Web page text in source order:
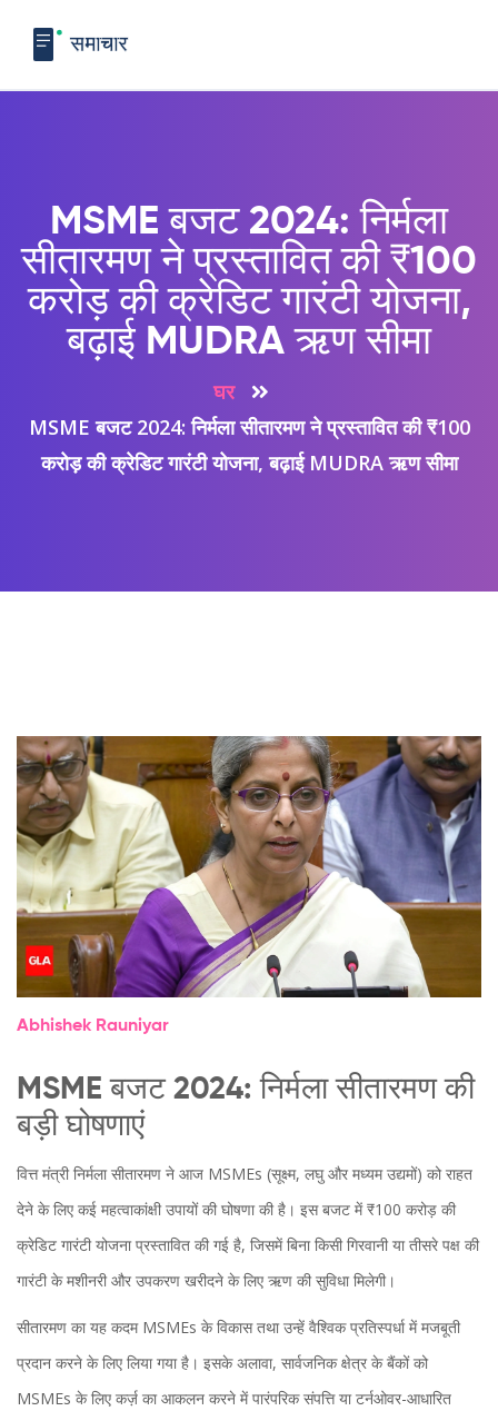
MSME बजट 2024: निर्मला
सीतारमण ने प्रस्तावित की ₹100
करोड़ की क्रेडिट गारंटी योजना,
बढ़ाई MUDRA ऋण सीमा
घर
MSME बजट 2024: निर्मला सीतारमण ने प्रस्तावित की ₹100
करोड़ की क्रेडिट गारंटी योजना, बढ़ाई MUDRA ऋण सीमा
Abhishek Rauniyar
MSME बजट 2024: निर्मला सीतारमण की
बड़ी घोषणाएं
वित्त मंत्री निर्मला सीतारमण ने आज MSMEs (सूक्ष्म, लघु और मध्यम उद्यमों) को राहत
देने के लिए कई महत्वाकांक्षी उपायों की घोषणा की है। इस बजट में ₹100 करोड़ की
क्रेडिट गारंटी योजना प्रस्तावित की गई है, जिसमें बिना किसी गिरवानी या तीसरे पक्ष की
गारंटी के मशीनरी और उपकरण खरीदने के लिए ऋण की सुविधा मिलेगी।
सीतारमण का यह कदम MSMEs के विकास तथा उन्हें वैश्विक प्रतिस्पर्धा में मजबूती
प्रदान करने के लिए लिया गया है। इसके अलावा, सार्वजनिक क्षेत्र के बैंकों को
MSMEs के लिए कर्ज़ का आकलन करने में पारंपरिक संपत्ति या टर्नओवर-आधारित